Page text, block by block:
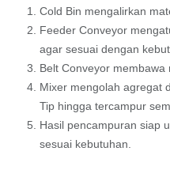
Cold Bin mengalirkan
Feeder Conveyor
agar sesuai dengan
Belt Conveyor
Mixer mengolah agregat
Tip hingga tercampur
Hasil pencampuran siap
sesuai kebutuhan.